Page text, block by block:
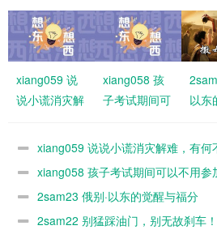
xiang059 说
说小谎消灾解
妥？诚实已经
xiang058 孩
子考试期间可
会聚会吗？
以东
xiang059 说说小谎消灾解难，有何
xiang058 孩子考试期间可以不用参
2sam23 俄别·以东的觉醒与福分
2sam22 别猛踩油门，别无故刹车